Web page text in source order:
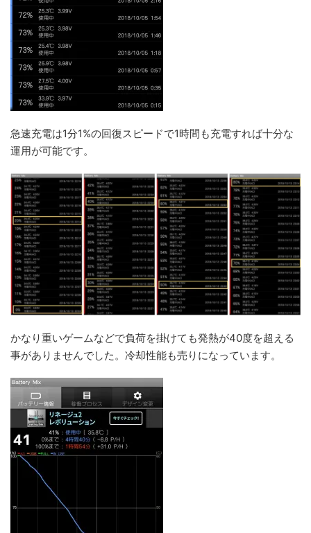
急速充電は1分1%の回復スピードで1時間も充電すれば十分な
運用が可能です。
かなり重いゲームなどで負荷を掛けても発熱が40度を超える
事がありませんでした。冷却性能も売りになっています。